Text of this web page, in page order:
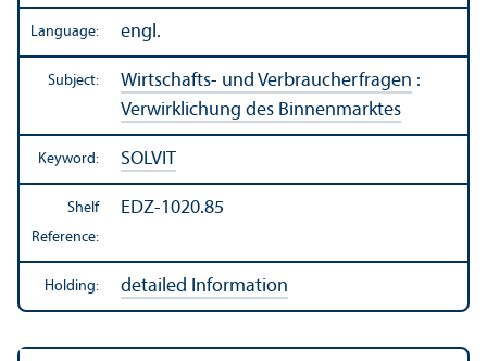
Language: engl.
Subject: Wirtschafts- und Verbraucherfragen :
Verwirklichung des Binnenmarktes
Keyword: SOLVIT
Shelf
Reference:
EDZ-1020.85
Holding: detailed Information